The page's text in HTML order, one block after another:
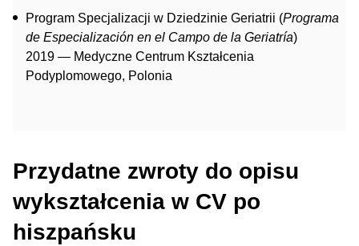
Program Specjalizacji w Dziedzinie Geriatrii (Programa
de Especialización en el Campo de la Geriatría)
2019 — Medyczne Centrum Kształcenia
Podyplomowego, Polonia
Przydatne zwroty do opisu
wykształcenia w CV po
hiszpańsku